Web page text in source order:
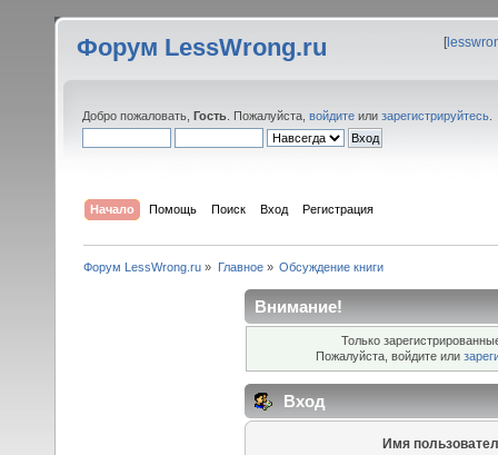
Форум LessWrong.ru [
Добро пожаловать, Гость . Пожалуйста, войдите или зарегистрируйтесь
Начало Помощь Поиск Вход Регистрация
Форум LessWrong.ru » Главное» Обсуждение книги
Внимание!
Только
Пожалуйста, войдите или
Вход
Имя